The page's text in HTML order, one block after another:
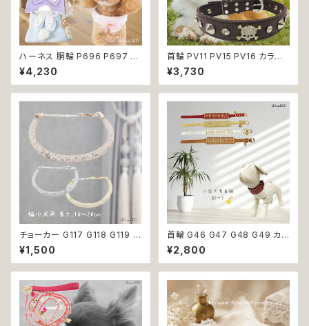
ハーネス 胴輪 P696 P697 P
698 P699 洋服のようなハー
ネス うさぎ ラビット rabbit 暖
か 秋冬 お揃い 引っ張り防止 散
ペット 服 犬服 猫服 かわいい お
しゃれ 小型犬 返品交換不可
¥4,230
首輪 PV11 PV15 PV16 カラー
ブルー ブラウン ブラック 骨 ボ
ーン スタッズ ゴールド ストーン
ドッグ dog 中型犬 散歩 犬 ペッ
¥3,730
チョーカー G117 G118 G119 首
輪 アクセサリー クリア キラキラ
犬 猫 ペット 極小型犬用 おしゃ
れ かわいい シンプル ピンク ゴ
¥1,500
首輪 G46 G47 G48 G49 カラ
ー アクセサリー 鈴付き ストーン
小型犬 犬 猫 犬服 猫服 犬の服
猫の服 ペット 返品交換不可
¥2,800